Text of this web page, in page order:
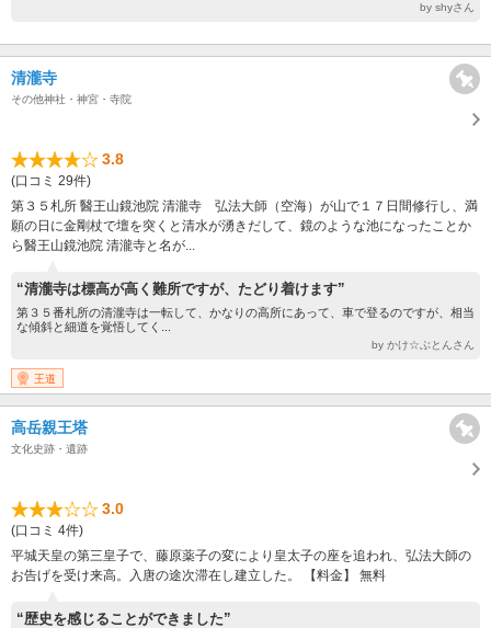
by shyさん
清瀧寺
その他神社・神宮・寺院
3.8
(口コミ 29件)
第３５札所 醫王山鏡池院 清瀧寺 弘法大師（空海）が山で１７日間修行し、満
願の日に金剛杖で壇を突くと清水が湧きだして、鏡のような池になったことか
ら醫王山鏡池院 清瀧寺と名が...
“清瀧寺は標高が高く難所ですが、たどり着けます”
第３５番札所の清瀧寺は一転して、かなりの高所にあって、車で登るのですが、相当
な傾斜と細道を覚悟してく...
by かけ☆ぶとんさん
王道
高岳親王塔
文化史跡・遺跡
3.0
(口コミ 4件)
平城天皇の第三皇子で、藤原薬子の変により皇太子の座を追われ、弘法大師の
お告げを受け来高。入唐の途次滞在し建立した。 【料金】 無料
“歴史を感じることができました”